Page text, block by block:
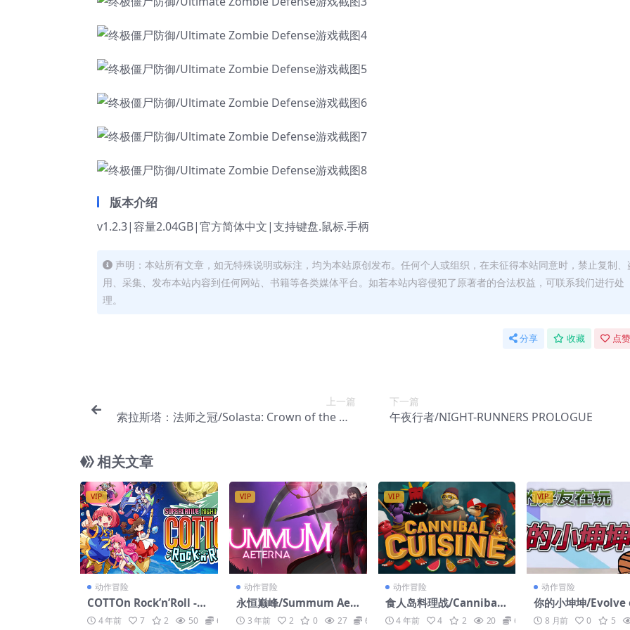
版本介绍
v1.2.3|容量2.04GB|官方简体中文|支持键盘.鼠标.手柄
声明：本站所有文章，如无特殊说明或标注，均为本站原创发布。任何个人或组织，在未征得本站同意时，禁止复制、
用、采集、发布本站内容到任何网站、书籍等各类媒体平台。如若本站内容侵犯了原著者的合法权益，可联系我们进行处
理。
分享 收藏 点
上一篇
索拉斯塔：法师之冠/Solasta: Crown of the Ma
下一篇
午夜行者/NIGHT-RUNNERS PROLOGUE
相关文章
VIP
动作冒险
COTTOn Rock’n’Roll -SU
PERLATIVE NIGHT DRE
4 年前 7 2 50 6.6
VIP
动作冒险
永恒巅峰/Summum Aet
erna
3 年前 2 0 27 6.6
VIP
动作冒险
食人岛料理战/Cannibal
Cuisine
4 年前 4 2 20 6.6
VIP
动作冒险
你的小坤坤/Evolve
e 8 月前 0 5